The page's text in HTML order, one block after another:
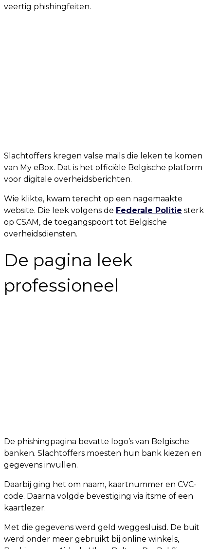
veertig phishingfeiten.
Slachtoffers kregen valse mails die leken te komen
van My eBox. Dat is het officiële Belgische platform
voor digitale overheidsberichten.
Wie klikte, kwam terecht op een nagemaakte
website. Die leek volgens de Federale Politie sterk
op CSAM, de toegangspoort tot Belgische
overheidsdiensten.
De pagina leek
professioneel
De phishingpagina bevatte logo’s van Belgische
banken. Slachtoffers moesten hun bank kiezen en
gegevens invullen.
Daarbij ging het om naam, kaartnummer en CVC-
code. Daarna volgde bevestiging via itsme of een
kaartlezer.
Met die gegevens werd geld weggesluisd. De buit
werd onder meer gebruikt bij online winkels,